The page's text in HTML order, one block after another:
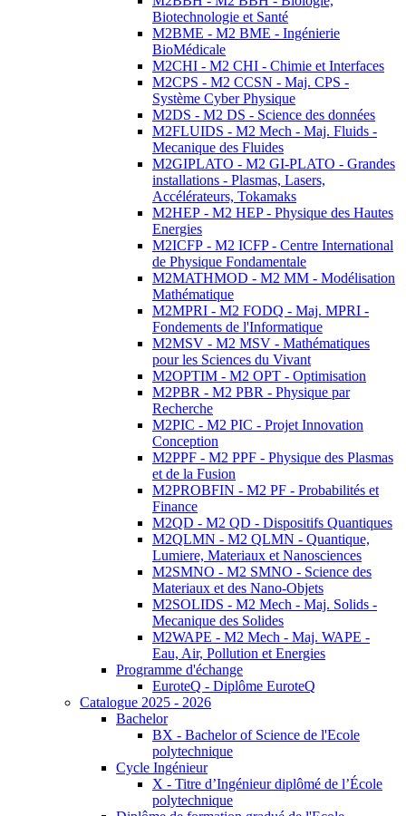
Biotechnologie et Santé
M2BME - M2 BME - Ingénierie
BioMédicale
M2CHI - M2 CHI - Chimie et Interfaces
M2CPS - M2 CCSN - Maj. CPS -
Système Cyber Physique
M2DS - M2 DS - Science des données
M2FLUIDS - M2 Mech - Maj. Fluids -
Mecanique des Fluides
M2GIPLATO - M2 GI-PLATO - Grandes
installations - Plasmas, Lasers,
Accélérateurs, Tokamaks
M2HEP - M2 HEP - Physique des Hautes
Energies
M2ICFP - M2 ICFP - Centre International
de Physique Fondamentale
M2MATHMOD - M2 MM - Modélisation
Mathématique
M2MPRI - M2 FODQ - Maj. MPRI -
Fondements de l'Informatique
M2MSV - M2 MSV - Mathématiques
pour les Sciences du Vivant
M2OPTIM - M2 OPT - Optimisation
M2PBR - M2 PBR - Physique par
Recherche
M2PIC - M2 PIC - Projet Innovation
Conception
M2PPF - M2 PPF - Physique des Plasmas
et de la Fusion
M2PROBFIN - M2 PF - Probabilités et
Finance
M2QD - M2 QD - Dispositifs Quantiques
M2QLMN - M2 QLMN - Quantique,
Lumiere, Materiaux et Nanosciences
M2SMNO - M2 SMNO - Science des
Materiaux et des Nano-Objets
M2SOLIDS - M2 Mech - Maj. Solids -
Mecanique des Solides
M2WAPE - M2 Mech - Maj. WAPE -
Eau, Air, Pollution et Energies
Programme d'échange
EuroteQ - Diplôme EuroteQ
Catalogue 2025 - 2026
Bachelor
BX - Bachelor of Science de l'Ecole
polytechnique
Cycle Ingénieur
X - Titre d’Ingénieur diplômé de l’École
polytechnique